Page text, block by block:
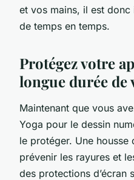
et vos mains, il est
de temps en temps.
Protégez votre
longue durée de
Maintenant que vous
Yoga pour le dessin
le protéger. Une
prévenir les rayures et
des protections d’écran